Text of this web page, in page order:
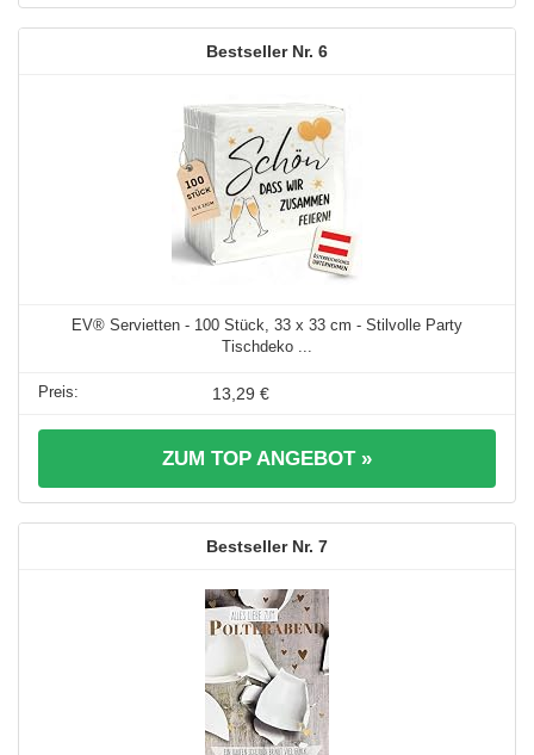
6
EV® Servietten - 100 Stück, 33 x 33 cm - Stilvolle Party
Tischdeko ...
13,29 €
ZUM TOP ANGEBOT »
7